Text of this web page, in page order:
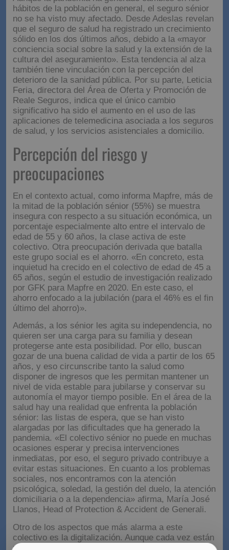
Aunque la pandemia ha generado cambios en los
hábitos de la población en general, el seguro sénior
no se ha visto muy afectado. Desde Adeslas revelan
que el seguro de salud ha registrado un crecimiento
sólido en los dos últimos años, debido a la «mayor
conciencia social sobre la salud y la extensión de la
cultura del aseguramiento». Esta tendencia al alza
también tiene vinculación con la percepción del
deterioro de la sanidad pública. Por su parte, Leticia
Feria, directora del Área de Oferta y Promoción de
Reale Seguros, indica que el único cambio
significativo ha sido el aumento en el uso de las
aplicaciones de telemedicina asociada a los seguros
Percepción del riesgo y
preocupaciones
En el contexto actual, como informa Mapfre, más de
la mitad de la población sénior (55%) se muestra
insegura con respecto a su situación económica, un
porcentaje especialmente alto entre el intervalo de
edad de 55 y 60 años, la clase activa de este
colectivo. Otra preocupación derivada que batalla
este grupo social es el ahorro. «En concreto, esta
inquietud ha crecido en el colectivo de edad de 45 a
65 años, según el estudio de investigación realizado
por GFK para Mapfre en 2020. En este caso, el
ahorro enfocado a la jubilación (para el 46% es el fin
último del ahorro)».
Además, a los sénior les agita su independencia, no
quieren ser una carga para su familia y desean
protegerse ante esta posibilidad. Por ello, buscan
gozar de una buena calidad de vida a partir de los 65
años, y eso circunscribe tanto la salud como
disponer de ingresos que les permitan mantener un
nivel de vida estable para jubilarse y conservar su
autonomía el mayor tiempo posible. En el área de la
salud hay una realidad que enfrenta la población
sénior: las listas de espera, que se han visto
alargadas por las dificultades que ha generado la
pandemia. «El colectivo sénior no puede en muchas
ocasiones esperar y precisa intervenciones
inmediatas, por eso, el seguro privado contribuye a
evitar estas situaciones. En cuanto a los problemas
sociales, nos encontramos con la atención
psicológica, soledad, la gestión del duelo, la atención
domiciliaria o a la dependencia» afirma, María José
Llanos, Head of Protection & Accident de Generali.
Otro de los aspectos que más alarma a este